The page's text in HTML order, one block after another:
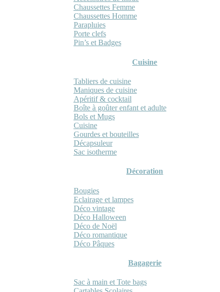
Chaussettes Femme
Chaussettes Homme
Parapluies
Porte clefs
Pin’s et Badges
Cuisine
Tabliers de cuisine
Maniques de cuisine
Apéritif & cocktail
Boîte à goûter enfant et adulte
Bols et Mugs
Cuisine
Gourdes et bouteilles
Décapsuleur
Sac isotherme
Décoration
Bougies
Eclairage et lampes
Déco vintage
Déco Halloween
Déco de Noël
Déco romantique
Déco Pâques
Bagagerie
Sac à main et Tote bags